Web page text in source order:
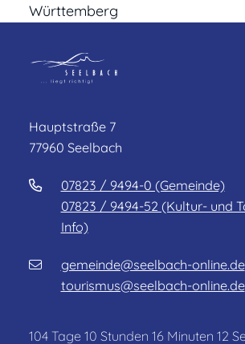
Württemberg
Hauptstraße 7
77960 Seelbach
07823 / 9494-0 (Gemeinde)
07823 / 9494-52 (Kultur- und
Info)
gemeinde@seelbach-online.de
tourismus@seelbach-online.de
104 Tage 10 Stunden 16 Minuten 12